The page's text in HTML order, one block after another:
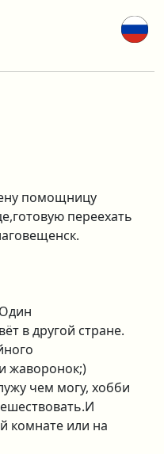
помощницу
переехать
Один
в другой стране.
жаворонок;)
чем могу, хобби
комнате или на